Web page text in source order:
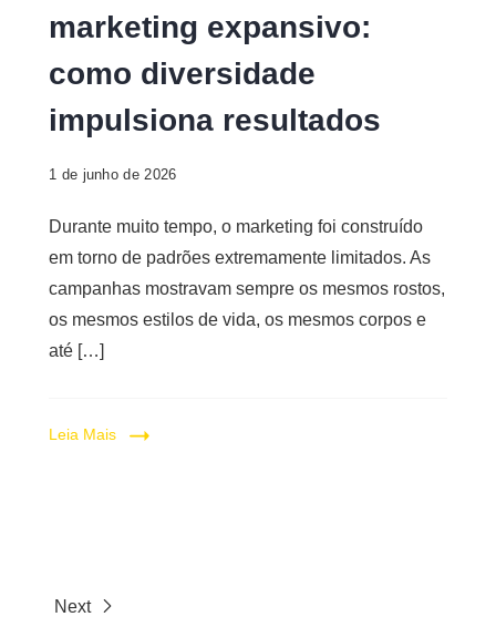
marketing expansivo:
como diversidade
impulsiona resultados
1 de junho de 2026
Durante muito tempo, o marketing foi construído
em torno de padrões extremamente limitados. As
campanhas mostravam sempre os mesmos rostos,
os mesmos estilos de vida, os mesmos corpos e
até […]
Leia Mais
Next